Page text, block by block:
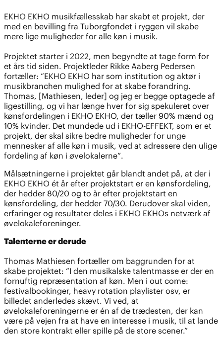
EKHO EKHO musikfællesskab har skabt et projekt, der
med en bevilling fra Tuborgfondet i ryggen vil skabe
mere lige muligheder for alle køn i musik.
Projektet starter i 2022, men begyndte at tage form for
et års tid siden. Projektleder Rikke Aaberg Pedersen
fortæller: ”EKHO EKHO har som institution og aktør i
musikbranchen mulighed for at skabe forandring.
Thomas, [Mathiesen, leder] og jeg er begge optagede af
ligestilling, og vi har længe hver for sig spekuleret over
kønsfordelingen i EKHO EKHO, der tæller 90% mænd og
10% kvinder. Det mundede ud i EKHO-EFFEKT, som er et
projekt, der skal sikre bedre muligheder for unge
mennesker af alle køn i musik, ved at adressere den ulige
fordeling af køn i øvelokalerne”.
Målsætningerne i projektet går blandt andet på, at der i
EKHO EKHO ét år efter projektstart er en kønsfordeling,
der hedder 80/20 og to år efter projektstart en
kønsfordeling, der hedder 70/30. Derudover skal viden,
erfaringer og resultater deles i EKHO EKHOs netværk af
øvelokaleforeninger.
Talenterne er derude
Thomas Mathiesen fortæller om baggrunden for at
skabe projektet: ”I den musikalske talentmasse er der en
fornuftig repræsentation af køn. Men i out come:
festivalbookinger, heavy rotation playlister osv, er
billedet anderledes skævt. Vi ved, at
øvelokaleforeningerne er én af de trædesten, der kan
være på vejen fra at have en interesse i musik, til at lande
den store kontrakt eller spille på de store scener.”